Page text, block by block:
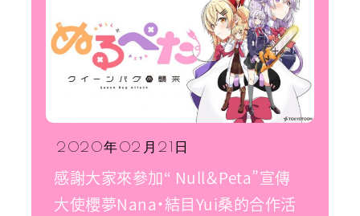
2020年02月21日
感謝大家來參加“ Null＆Peta”宣傳
大使櫻夢Nana・結目Yui桑的合作活